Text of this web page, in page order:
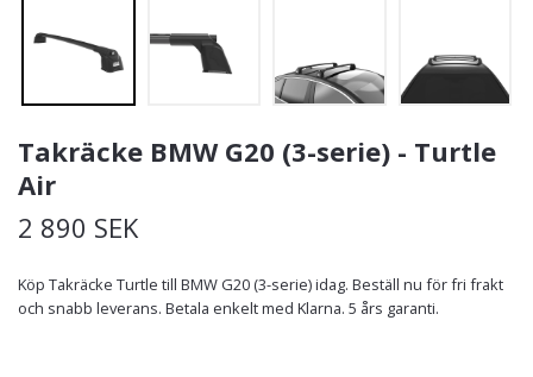
Takräcke BMW G20 (3-serie) - Turtle
Air
2 890 SEK
Köp Takräcke Turtle till BMW G20 (3-serie) idag. Beställ nu för fri frakt
och snabb leverans. Betala enkelt med Klarna. 5 års garanti.